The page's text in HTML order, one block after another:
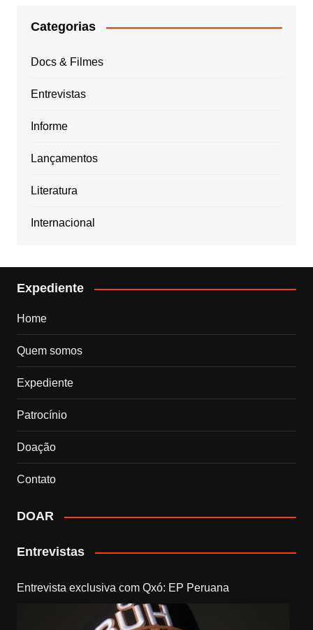
Categorias
Docs & Filmes
Entrevistas
Informe
Lançamentos
Literatura
Internacional
Expediente
Home
Quem somos
Expediente
Patrocínio
Doação
Contato
DOAR
Entrevistas
Entrevista exclusiva com Qxó: EP Peruana